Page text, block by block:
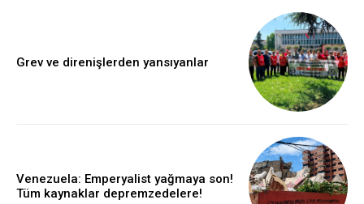
Grev ve direnişlerden yansıyanlar
Venezuela: Emperyalist yağmaya son!
Tüm kaynaklar depremzedelere!